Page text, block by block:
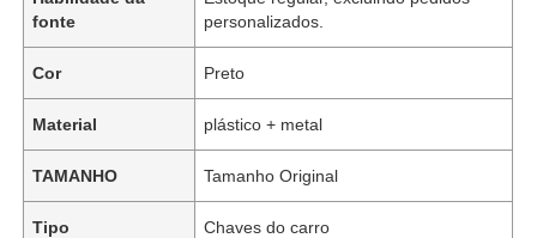
fonte
personalizados.
Cor Preto
Material plástico + metal
TAMANHO Tamanho Original
Tipo Chaves do carro